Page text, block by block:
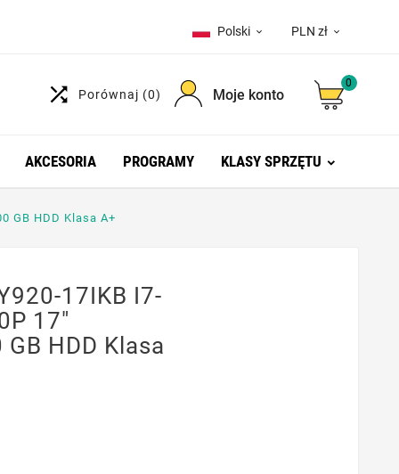
Polski  PLN zł 
 Porównaj (0) Moje konto
0
AKCESORIA PROGRAMY KLASY SPRZĘTU
GB HDD Klasa A+
17IKB I7-
17"
HDD Klasa